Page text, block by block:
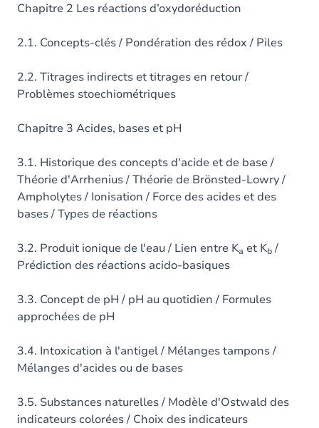
Chapitre 2 Les réactions d’oxydoréduction
2.1. Concepts-clés / Pondération des rédox / Piles
2.2. Titrages indirects et titrages en retour /
Problèmes stoechiométriques
Chapitre 3 Acides, bases et pH
3.1. Historique des concepts d'acide et de base /
Théorie d'Arrhenius / Théorie de Brönsted-Lowry /
Ampholytes / Ionisation / Force des acides et des
bases / Types de réactions
3.2. Produit ionique de l'eau / Lien entre Ka et Kb/
Prédiction des réactions acido-basiques
3.3. Concept de pH / pH au quotidien / Formules
approchées de pH
3.4. Intoxication à l'antigel / Mélanges tampons /
Mélanges d'acides ou de bases
3.5. Substances naturelles / Modèle d'Ostwald des
indicateurs colorées / Choix des indicateurs